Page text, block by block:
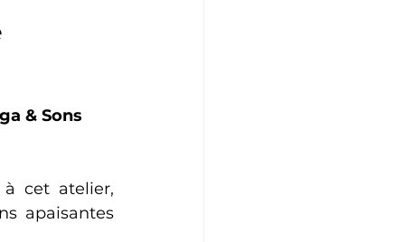
& Sons
cet atelier,
apaisantes